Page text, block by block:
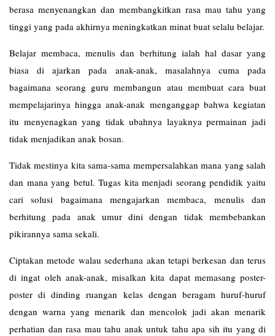
berasa menyenangkan dan membangkitkan rasa mau tahu yang
tinggi yang pada akhirnya meningkatkan minat buat selalu belajar.
Belajar membaca, menulis dan berhitung ialah hal dasar yang
biasa di ajarkan pada anak-anak, masalahnya cuma pada
bagaimana seorang guru membangun atau membuat cara buat
mempelajarinya hingga anak-anak menganggap bahwa kegiatan
itu menyenagkan yang tidak ubahnya layaknya permainan jadi
tidak menjadikan anak bosan.
Tidak mestinya kita sama-sama mempersalahkan mana yang salah
dan mana yang betul. Tugas kita menjadi seorang pendidik yaitu
cari solusi bagaimana mengajarkan membaca, menulis dan
berhitung pada anak umur dini dengan tidak membebankan
pikirannya sama sekali.
Ciptakan metode walau sederhana akan tetapi berkesan dan terus
di ingat oleh anak-anak, misalkan kita dapat memasang poster-
poster di dinding ruangan kelas dengan beragam huruf-huruf
dengan warna yang menarik dan mencolok jadi akan menarik
perhatian dan rasa mau tahu anak untuk tahu apa sih itu yang di